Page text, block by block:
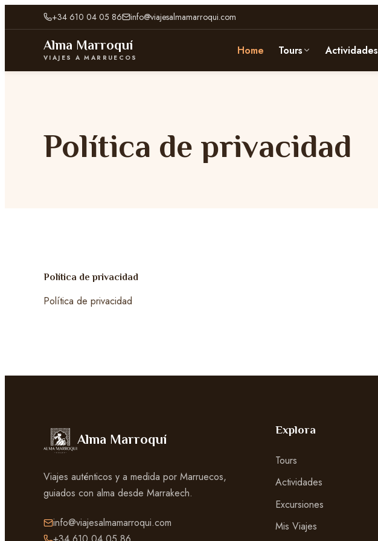
+34 610 04 05 86 info@viajesalmamarroqui.com
Alma Marroquí
VIAJES A MARRUECOS
Home Tours Actividades
Política de privacidad
Política de privacidad
Política de privacidad
Alma Marroquí
Viajes auténticos y a medida por Marruecos,
guiados con alma desde Marrakech.
info@viajesalmamarroqui.com
Explora
Tours
Actividades
Excursiones
Mis Viajes